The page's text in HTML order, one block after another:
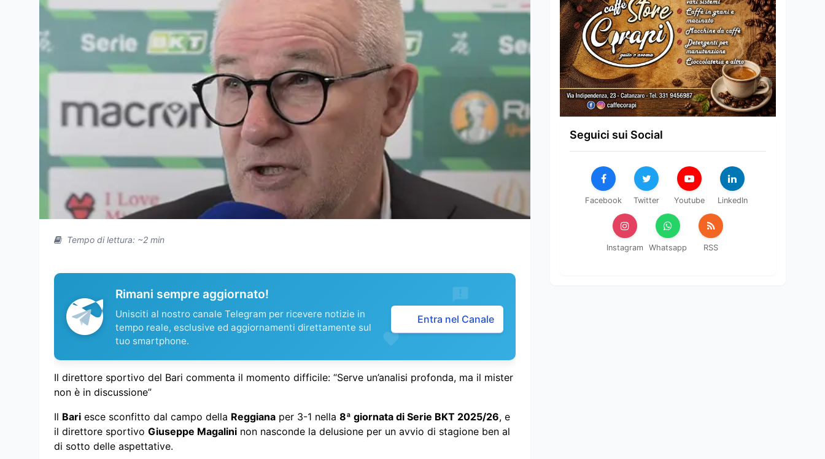
Tempo di lettura: ~2 min
Rimani sempre aggiornato!
Unisciti al nostro canale Telegram per ricevere notizie in
tempo reale, esclusive ed aggiornamenti direttamente sul
tuo smartphone.
Entra nel Canale
Il direttore sportivo del Bari commenta il momento difficile: “Serve un’analisi profonda, ma il mister
non è in discussione”
Il Bari esce sconfitto dal campo della Reggiana per 3-1 nella 8ª giornata di Serie BKT 2025/26, e
il direttore sportivo Giuseppe Magalini non nasconde la delusione per un avvio di stagione ben al
di sotto delle aspettative.
Seguici sui Social
Facebook Twitter Youtube LinkedIn
Instagram Whatsapp RSS